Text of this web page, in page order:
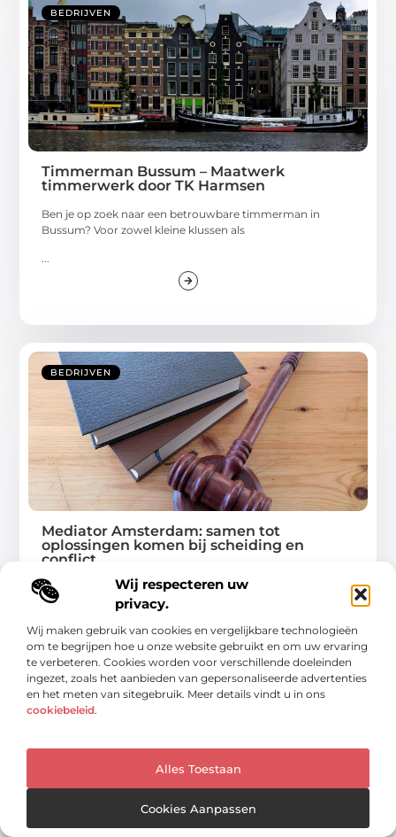
Wij respecteren uw
privacy.
Wij maken gebruik van cookies en vergelijkbare technologieën
om te begrijpen hoe u onze website gebruikt en om uw ervaring
te verbeteren. Cookies worden voor verschillende doeleinden
ingezet, zoals het aanbieden van gepersonaliseerde advertenties
en het meten van sitegebruik. Meer details vindt u in ons
cookiebeleid.
Alles Toestaan
Cookies Aanpassen
BEDRIJVEN
Timmerman Bussum – Maatwerk
timmerwerk door TK Harmsen
Ben je op zoek naar een betrouwbare timmerman in
Bussum? Voor zowel kleine klussen als
...
BEDRIJVEN
Mediator Amsterdam: samen tot
oplossingen komen bij scheiding en
conflict
Een scheiding of zakelijk conflict is vaak een van de meest
ingrijpende periodes in een
...